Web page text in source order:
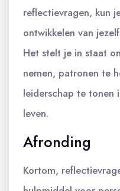
reflectievragen, kun
ontwikkelen van
Het stelt je in staat
nemen, patronen te
leiderschap te tonen
leven.
Afronding
Kortom,